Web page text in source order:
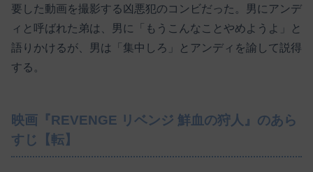
要した動画を撮影する凶悪犯のコンビだった。男にアンデ
ィと呼ばれた弟は、男に「もうこんなことやめようよ」と
語りかけるが、男は「集中しろ」とアンディを諭して説得
する。
映画『REVENGE リベンジ 鮮血の狩人』のあら
すじ【転】